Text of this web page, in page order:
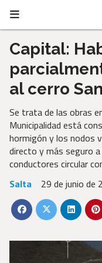
Capital:
al cerro
Se trata de las obras
Municipalidad está
hormigón y los nodos
directo y más seguro
conductores circular
Salta
29 de junio de